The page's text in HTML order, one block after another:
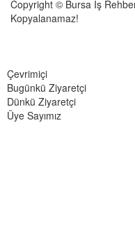
Copyright © Bursa İş
Kopyalanamaz!
Çevrimiçi
Bugünkü Ziyaretçi
Dünkü Ziyaretçi
Üye Sayımız